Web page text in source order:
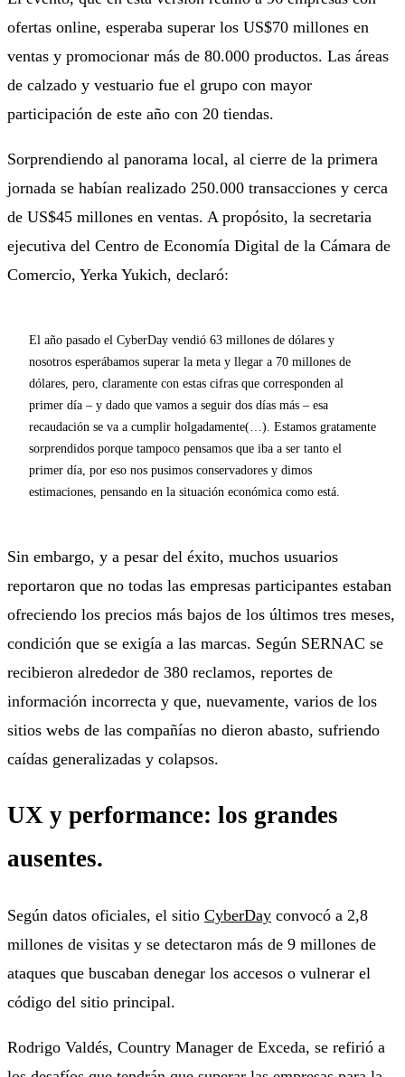
ofertas online, esperaba superar los US$70 millones en
ventas y promocionar más de 80.000 productos. Las áreas
de calzado y vestuario fue el grupo con mayor
participación de este año con 20 tiendas.
Sorprendiendo al panorama local, al cierre de la primera
jornada se habían realizado 250.000 transacciones y cerca
de US$45 millones en ventas. A propósito, la secretaria
ejecutiva del Centro de Economía Digital de la Cámara de
Comercio, Yerka Yukich, declaró:
El año pasado el CyberDay vendió 63 millones de dólares y
nosotros esperábamos superar la meta y llegar a 70 millones de
dólares, pero, claramente con estas cifras que corresponden al
primer día – y dado que vamos a seguir dos días más – esa
recaudación se va a cumplir holgadamente(…). Estamos gratamente
sorprendidos porque tampoco pensamos que iba a ser tanto el
primer día, por eso nos pusimos conservadores y dimos
estimaciones, pensando en la situación económica como está.
Sin embargo, y a pesar del éxito, muchos usuarios
reportaron que no todas las empresas participantes estaban
ofreciendo los precios más bajos de los últimos tres meses,
condición que se exigía a las marcas. Según SERNAC se
recibieron alrededor de 380 reclamos, reportes de
información incorrecta y que, nuevamente, varios de los
sitios webs de las compañías no dieron abasto, sufriendo
caídas generalizadas y colapsos.
UX y performance: los grandes
ausentes.
Según datos oficiales, el sitio CyberDay convocó a 2,8
millones de visitas y se detectaron más de 9 millones de
ataques que buscaban denegar los accesos o vulnerar el
código del sitio principal.
Rodrigo Valdés, Country Manager de Exceda, se refirió a